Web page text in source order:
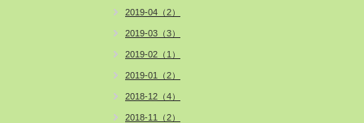
2019-04（2）
2019-03（3）
2019-02（1）
2019-01（2）
2018-12（4）
2018-11（2）